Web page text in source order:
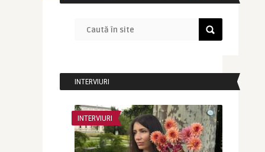
INTERVIURI
INTERVIURI